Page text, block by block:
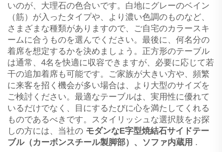
いのが、大理石の色合いです。白地にグレーのベイン
（筋）が入ったタイプや、より濃い色調のものなど、
さまざまな種類がありますので、ご自宅のカラースキ
ームに合うものを選んでください。最後に、何名分の
着席を想定するかを決めましょう。正方形のテーブル
は通常、4名を快適に収容できますが、必要に応じて若
干の追加着席も可能です。ご家族が大きい方や、頻繁
に来客を招く機会が多い場合は、より大型のサイズを
ご検討ください。最適なテーブルは、実用性に優れて
いるだけでなく、目にするたびに心を満たしてくれる
ものであるべきです。スタイリッシュな選択肢をお探
しの方には、当社の モダンなE字型焼結石サイドテー
ブル（カーボンスチール製脚部）、ソファ内蔵用 .